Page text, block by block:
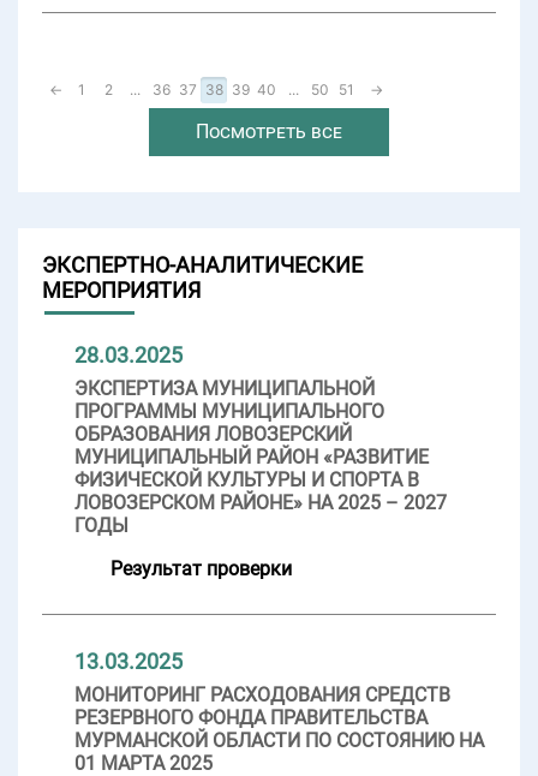
← 1 2 ... 36 37 38 39 40 ... 50 51 →
Посмотреть все
ЭКСПЕРТНО-АНАЛИТИЧЕСКИЕ
МЕРОПРИЯТИЯ
28.03.2025
ЭКСПЕРТИЗА МУНИЦИПАЛЬНОЙ
ПРОГРАММЫ МУНИЦИПАЛЬНОГО
ОБРАЗОВАНИЯ ЛОВОЗЕРСКИЙ
МУНИЦИПАЛЬНЫЙ РАЙОН «РАЗВИТИЕ
ФИЗИЧЕСКОЙ КУЛЬТУРЫ И СПОРТА В
ЛОВОЗЕРСКОМ РАЙОНЕ» НА 2025 – 2027
ГОДЫ
Результат проверки
13.03.2025
МОНИТОРИНГ РАСХОДОВАНИЯ СРЕДСТВ
РЕЗЕРВНОГО ФОНДА ПРАВИТЕЛЬСТВА
МУРМАНСКОЙ ОБЛАСТИ ПО СОСТОЯНИЮ НА
01 МАРТА 2025